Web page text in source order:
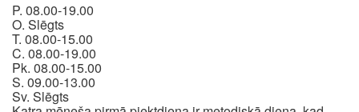
P. 08.00-19.00
O. Slēgts
T. 08.00-15.00
C. 08.00-19.00
Pk. 08.00-15.00
S. 09.00-13.00
Sv. Slēgts